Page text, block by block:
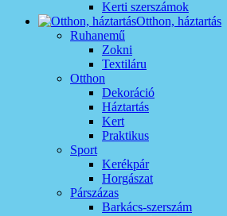
Kerti szerszámok
Otthon, háztartás
Ruhanemű
Zokni
Textiláru
Otthon
Dekoráció
Háztartás
Kert
Praktikus
Sport
Kerékpár
Horgászat
Párszázas
Barkács-szerszám